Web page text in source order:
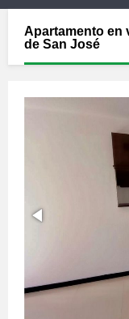
Apartamento en
de San José